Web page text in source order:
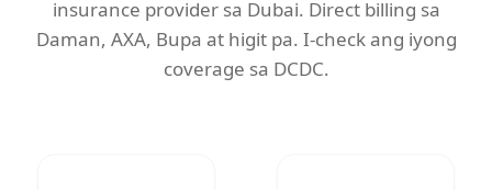
insurance provider sa Dubai. Direct billing sa
Daman, AXA, Bupa at higit pa. I-check ang iyong
coverage sa DCDC.